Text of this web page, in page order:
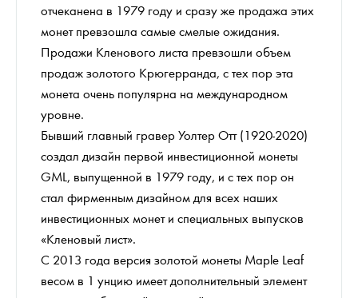
отчеканена в 1979 году и сразу же продажа этих
монет превзошла самые смелые ожидания.
Продажи Кленового листа превзошли объем
продаж золотого Крюгерранда, с тех пор эта
монета очень популярна на международном
уровне.
Бывший главный гравер Уолтер Отт (1920-2020)
создал дизайн первой инвестиционной монеты
GML, выпущенной в 1979 году, и с тех пор он
стал фирменным дизайном для всех наших
инвестиционных монет и специальных выпусков
«Кленовый лист».
С 2013 года версия золотой монеты Maple Leaf
весом в 1 унцию имеет дополнительный элемент